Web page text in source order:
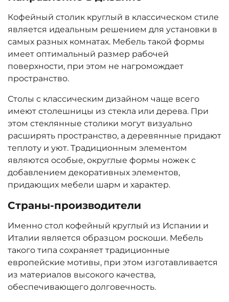
Кофейный столик круглый в классическом стиле
является идеальным решением для установки в
самых разных комнатах. Мебель такой формы
имеет оптимальный размер рабочей
поверхности, при этом не нагромождает
пространство.
Столы с классическим дизайном чаще всего
имеют столешницы из стекла или дерева. При
этом стеклянные столики могут визуально
расширять пространство, а деревянные придают
теплоту и уют. Традиционным элементом
являются особые, округлые формы ножек с
добавлением декоративных элементов,
придающих мебели шарм и характер.
Страны-производители
Именно стол кофейный круглый из Испании и
Италии является образцом роскоши. Мебель
такого типа сохраняет традиционные
европейские мотивы, при этом изготавливается
из материалов высокого качества,
обеспечивающего долговечность.